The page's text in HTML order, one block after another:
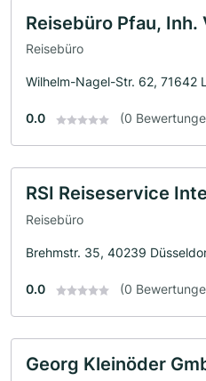
Reisebüro Pfau, Inh.
Reisebüro
Wilhelm-Nagel-Str. 62, 71642
0.0 (0
RSI Reiseservice
Reisebüro
Brehmstr. 35, 40239
0.0 (0
Georg Kleinöder